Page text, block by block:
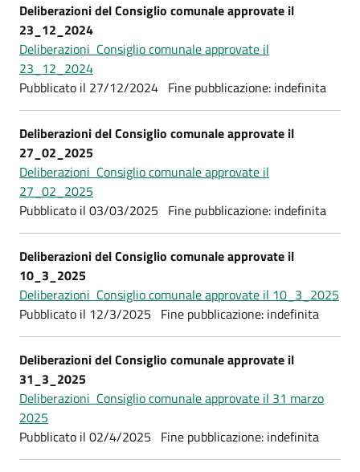
Deliberazioni del Consiglio comunale approvate il
23_12_2024
Deliberazioni Consiglio comunale approvate il
23_12_2024
Pubblicato il 27/12/2024 Fine pubblicazione: indefinita
Deliberazioni del Consiglio comunale approvate il
27_02_2025
Deliberazioni Consiglio comunale approvate il
27_02_2025
Pubblicato il 03/03/2025 Fine pubblicazione: indefinita
Deliberazioni del Consiglio comunale approvate il
10_3_2025
Deliberazioni Consiglio comunale approvate il 10_3_2025
Pubblicato il 12/3/2025 Fine pubblicazione: indefinita
Deliberazioni del Consiglio comunale approvate il
31_3_2025
Deliberazioni Consiglio comunale approvate il 31 marzo
2025
Pubblicato il 02/4/2025 Fine pubblicazione: indefinita